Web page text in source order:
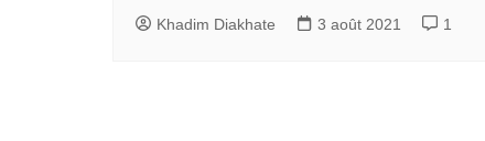
Khadim Diakhate 3 août 2021 1